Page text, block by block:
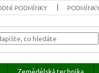
PODMÍNKY
Zemědělská technika